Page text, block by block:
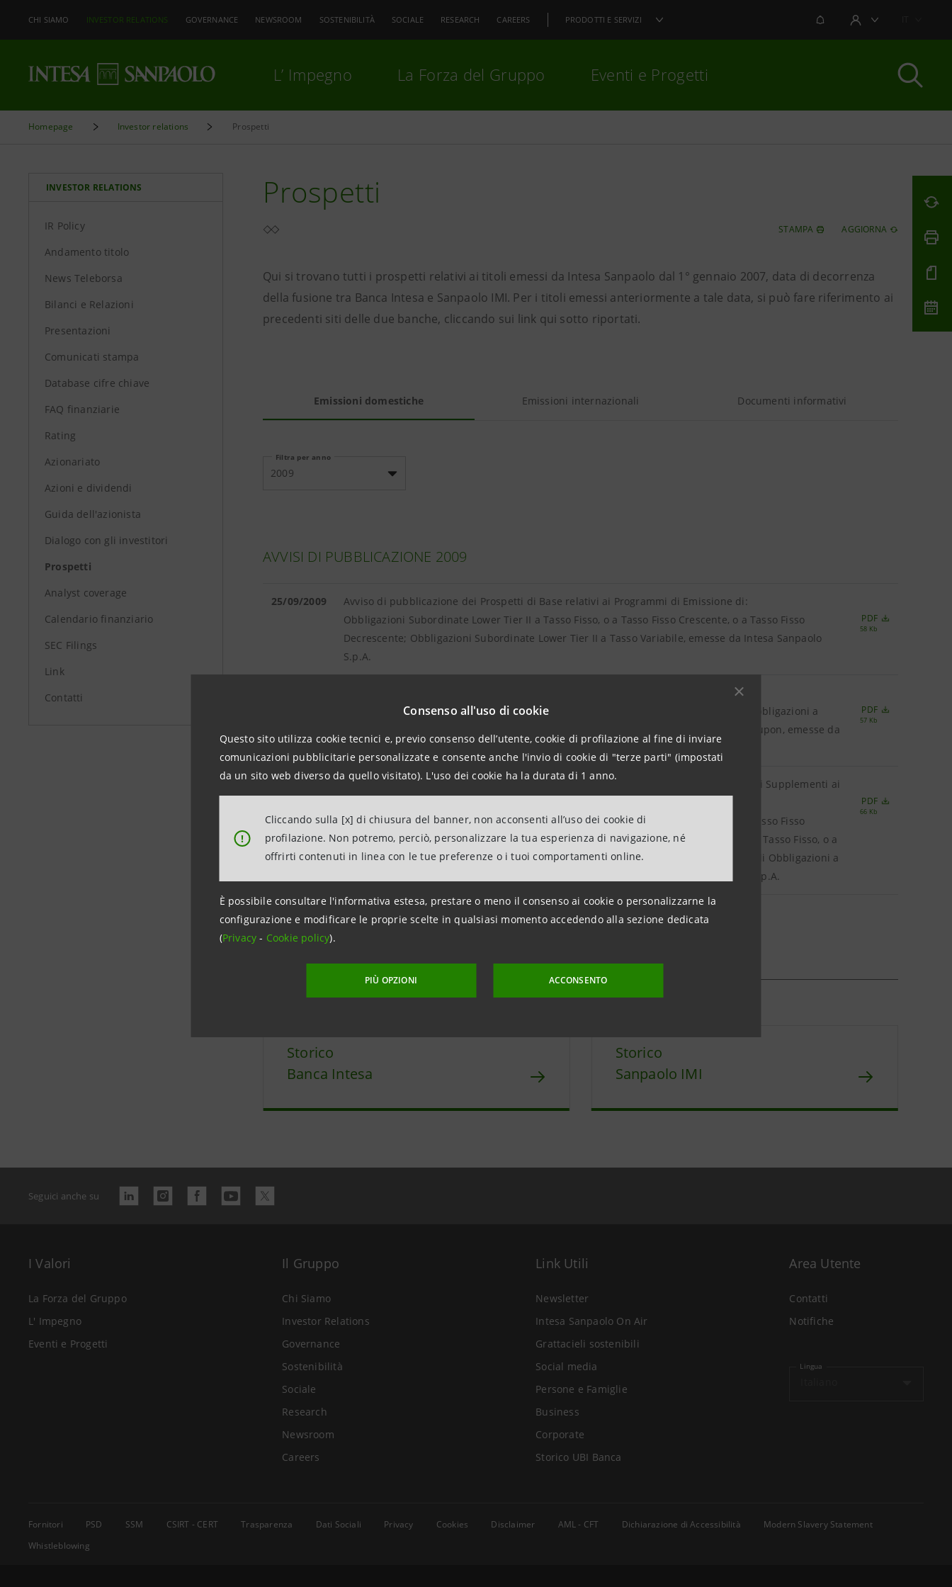
Consenso all'uso di cookie
Questo sito utilizza cookie tecnici e, previo consenso dell’utente, cookie di profilazione al fine di inviare
comunicazioni pubblicitarie personalizzate e consente anche l'invio di cookie di "terze parti" (impostati
da un sito web diverso da quello visitato). L'uso dei cookie ha la durata di 1 anno.
!
Cliccando sulla [x] di chiusura del banner, non acconsenti all’uso dei cookie di
profilazione. Non potremo, perciò, personalizzare la tua esperienza di navigazione, né
offrirti contenuti in linea con le tue preferenze o i tuoi comportamenti online.
È possibile consultare l'informativa estesa, prestare o meno il consenso ai cookie o personalizzarne la
configurazione e modificare le proprie scelte in qualsiasi momento accedendo alla sezione dedicata
(Privacy- Cookie policy).
PIÙ OPZIONI ACCONSENTO
CHI SIAMO INVESTOR RELATIONS GOVERNANCE NEWSROOM SOSTENIBILITÀ SOCIALE RESEARCH CAREERS PRODOTTI E SERVIZI NOTIFICHEAREA UTENTE
L’ Impegno La Forza del Gruppo Eventi e Progetti
Homepage Investor relations Prospetti
INVESTOR RELATIONS
IR Policy
Andamento titolo
News Teleborsa
Bilanci e Relazioni
Presentazioni
Comunicati stampa
Database cifre chiave
FAQ finanziarie
Rating
Azionariato
Azioni e dividendi
Guida dell'azionista
Dialogo con gli investitori
Prospetti
Analyst coverage
Calendario finanziario
SEC Filings
Link
Contatti
Prospetti
STAMPA AGGIORNA
Qui si trovano tutti i prospetti relativi ai titoli emessi da Intesa Sanpaolo dal 1° gennaio 2007, data di decorrenza
della fusione tra Banca Intesa e Sanpaolo IMI. Per i titoli emessi anteriormente a tale data, si può fare riferimento ai
precedenti siti delle due banche, cliccando sui link qui sotto riportati.
Emissioni domestiche Emissioni internazionali Documenti informativi
Filtra per anno
2009
AVVISI DI PUBBLICAZIONE 2009
25/09/2009
Avviso di pubblicazione dei Prospetti di Base relativi ai Programmi di Emissione di:
Obbligazioni Subordinate Lower Tier II a Tasso Fisso, o a Tasso Fisso Crescente, o a Tasso Fisso
Decrescente; Obbligazioni Subordinate Lower Tier II a Tasso Variabile, emesse da Intesa Sanpaolo
S.p.A.
PDF
58 Kb
Avviso di pubblicazione dei Prospetti di Base relativi ai Programmi di Emissione di:
Obbligazioni a Tasso Fisso, o a Tasso Fisso Crescente, o a Tasso Fisso Decrescente; Obbligazioni a
Tasso Variabile e di Obbligazioni a Tasso Variabile con minimo; Obbligazioni Zero Coupon, emesse da
Intesa Sanpaolo S.p.A.
PDF
57 Kb
28/05/2009
Avviso di pubblicazione del Documento di Registrazione di Intesa Sanpaolo S.p.A.; dei Supplementi ai
Obbligazioni Subordinate Lower Tier II a Tasso Fisso, o a Tasso Fisso Crescente, o a Tasso Fisso
Decrescente; Obbligazioni Subordinate Lower Tier II a Tasso Variabile; Obbligazioni a Tasso Fisso, o a
Tasso Fisso Crescente, o a Tasso Fisso Decrescente; Obbligazioni a Tasso Variabile e di Obbligazioni a
Tasso Variabile con minimo; Obbligazioni Zero Coupon, emesse da Intesa Sanpaolo S.p.A.
PDF
66 Kb
Storico
Banca Intesa
Storico
Sanpaolo IMI
Seguici anche su
I Valori
La Forza del Gruppo
L' Impegno
Eventi e Progetti
Il Gruppo
Chi Siamo
Investor Relations
Governance
Sostenibilità
Sociale
Research
Newsroom
Careers
Link Utili
Newsletter
Intesa Sanpaolo On Air
Grattacieli sostenibili
Social media
Persone e Famiglie
Business
Corporate
Storico UBI Banca
Area Utente
Contatti
Notifiche
Lingua
Fornitori PSD SSM CSIRT - CERT Trasparenza Dati Sociali Privacy Cookies Disclaimer AML - CFT Dichiarazione di Accessibilità
Modern Slavery Statement
Whistleblowing